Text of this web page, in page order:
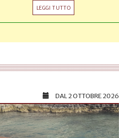
LEGGI TUTTO
DAL2 OTTOBRE 2026